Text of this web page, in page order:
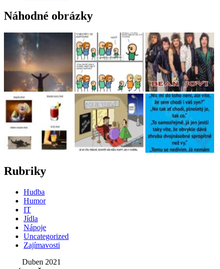
Náhodné obrázky
Rubriky
Hudba
Humor
IT
Jídla
Nápoje
Uncategorized
Zajímavosti
Duben 2021